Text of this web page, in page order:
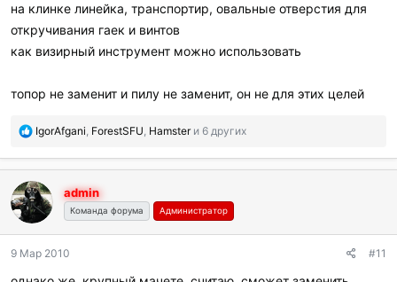
на клинке линейка, транспортир, овальные отверстия для
откручивания гаек и винтов
как визирный инструмент можно использовать
топор не заменит и пилу не заменит, он не для этих целей
П
б
л
а
г
о
а
IgorAfgani, ForestSFU, Hamsterи 6 других
admin
Команда форума Администратор
9 Мар 2010 #11